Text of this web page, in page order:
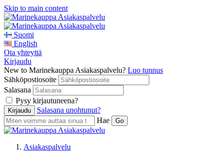
Skip to main content
Suomi
English
Ota yhteyttä
Kirjaudu
New to Marinekauppa Asiakaspalvelu? Luo tunnus
Sähköpostiosoite
Salasana
Pysy kirjautuneena?
Salasana unohtunut?
Hae
Asiakaspalvelu